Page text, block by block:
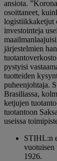
ansiota.
osoittaneet,
logistiikkaketjut
investointeja
järjestelmien
pystyisi
tuotteiden
puheenjohtaja.
Brasiliassa,
ketjujen
tuotantoon
useissa
STIHL:n
vuotuisen
1926.